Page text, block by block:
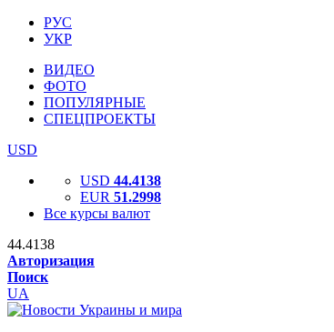
РУС
УКР
ВИДЕО
ФОТО
ПОПУЛЯРНЫЕ
СПЕЦПРОЕКТЫ
USD
USD 44.4138
EUR 51.2998
Все курсы валют
44.4138
Авторизация
Поиск
UA